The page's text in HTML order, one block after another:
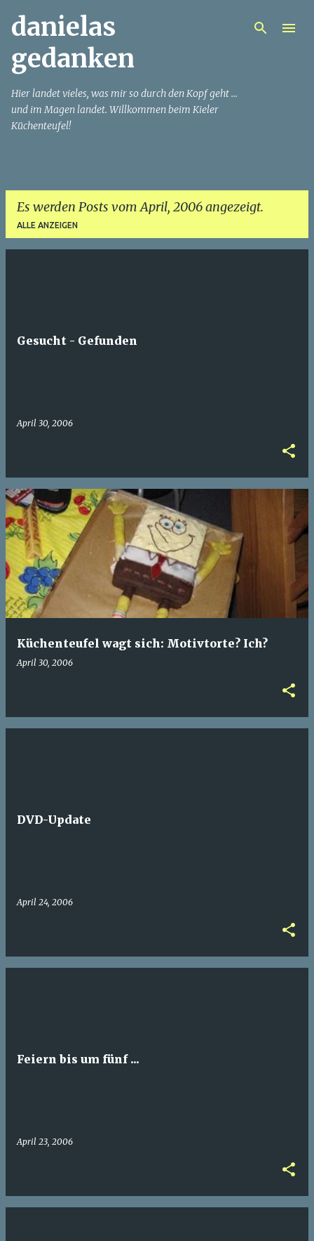
danielas
gedanken
Hier landet vieles, was mir so durch den Kopf geht ...
und im Magen landet. Willkommen beim Kieler
Küchenteufel!
Es werden Posts vom April, 2006 angezeigt.
ALLE ANZEIGEN
Gesucht - Gefunden
April 30, 2006
Küchenteufel wagt sich: Motivtorte? Ich?
April 30, 2006
DVD-Update
April 24, 2006
Feiern bis um fünf ...
April 23, 2006